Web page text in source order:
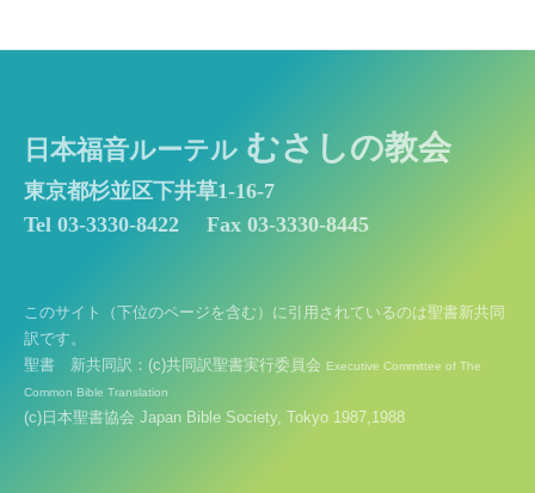
日本福音ルーテル むさしの教会
東京都杉並区下井草1-16-7
Tel 03-3330-8422
Fax 03-3330-8445
このサイト（下位のページを含む）に引用されているのは聖書新共同
訳です。
聖書 新共同訳：(c)共同訳聖書実行委員会 Executive Committee of The
Common Bible Translation
(c)日本聖書協会 Japan Bible Society, Tokyo 1987,1988